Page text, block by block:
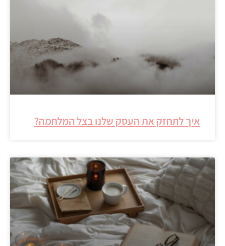
איך לתחזק את העסק שלנו בצל המלחמה?